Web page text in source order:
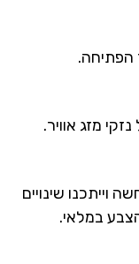
הפתיחה.
מזג אוויר.
וייתכנו שינויים
במלאי.